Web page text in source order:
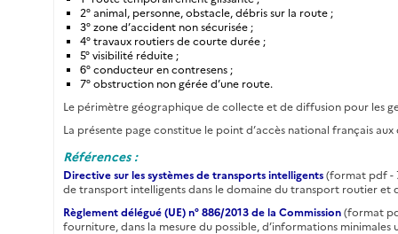
2° animal, personne, obstacle, débris sur la route ;
3° zone d’accident non sécurisée ;
4° travaux routiers de courte durée ;
5° visibilité réduite ;
6° conducteur en contresens ;
7° obstruction non gérée d’une route.
Le périmètre géographique de collecte et de diffusion pour les
La présente page constitue le point d’accès national français
Références :
Directive sur les systèmes de transports intelligents (format pdf -
de transport intelligents dans le domaine du transport routier et
Règlement délégué (UE) n° 886/2013 de la Commission (format
fourniture, dans la mesure du possible, d’informations